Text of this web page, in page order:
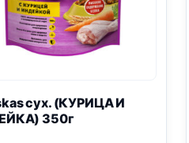
сух. (КУРИЦА И
350г